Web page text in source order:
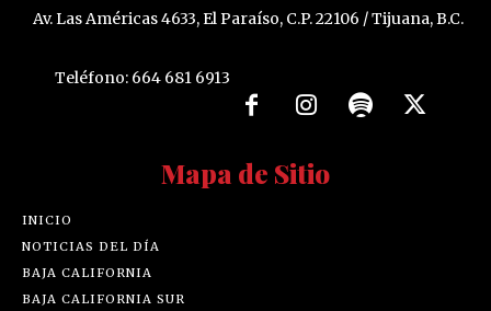
Av. Las Américas 4633, El Paraíso, C.P. 22106 / Tijuana, B.C.
Teléfono: 664 681 6913
Mapa de Sitio
INICIO
NOTICIAS DEL DÍA
BAJA CALIFORNIA
BAJA CALIFORNIA SUR